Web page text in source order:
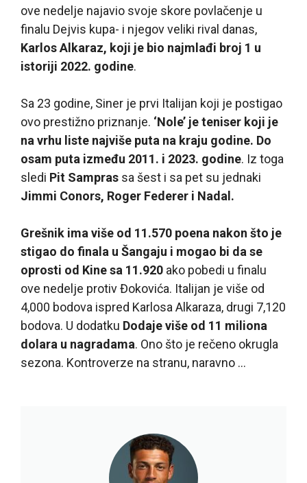
ove nedelje najavio svoje skore povlačenje u
finalu Dejvis kupa- i njegov veliki rival danas,
Karlos Alkaraz, koji je bio najmlađi broj 1 u
istoriji 2022. godine.
Sa 23 godine, Siner je prvi Italijan koji je postigao
ovo prestižno priznanje. ‘Nole’ je teniser koji je
na vrhu liste najviše puta na kraju godine. Do
osam puta između 2011. i 2023. godine. Iz toga
sledi Pit Sampras sa šest i sa pet su jednaki
Jimmi Conors, Roger Federer i Nadal.
Grešnik ima više od 11.570 poena nakon što je
stigao do finala u Šangaju i mogao bi da se
oprosti od Kine sa 11.920 ako pobedi u finalu
ove nedelje protiv Đokovića. Italijan je više od
4,000 bodova ispred Karlosa Alkaraza, drugi 7,120
bodova. U dodatku Dodaje više od 11 miliona
dolara u nagradama. Ono što je rečeno okrugla
sezona. Kontroverze na stranu, naravno …